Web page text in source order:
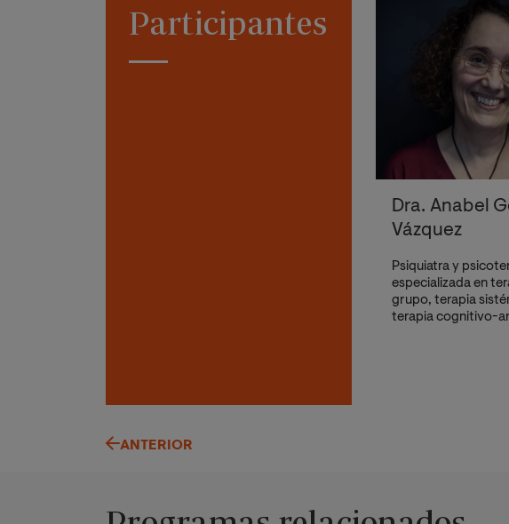
Participantes
Dra. Anabel
Vázquez
Psiquiatra y
especializada en
grupo, terapia
terapia cognitivo-
ANTERIOR